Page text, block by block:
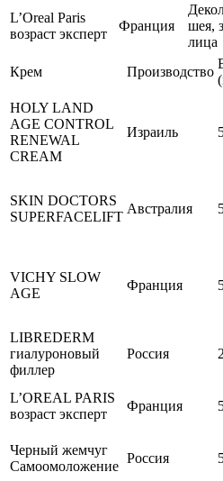
L’Oreal Paris
возраст эксперт
Франция
шея,
лица
Крем Производство
HOLY LAND
AGE CONTROL
RENEWAL
CREAM
Израиль
SKIN DOCTORS
SUPERFACELIFT
Австралия
VICHY SLOW
AGE
Франция
LIBREDERM
гиалуроновый
филлер
Россия
L’OREAL PARIS
возраст эксперт
Франция
Черный жемчуг
Самоомоложение
Россия